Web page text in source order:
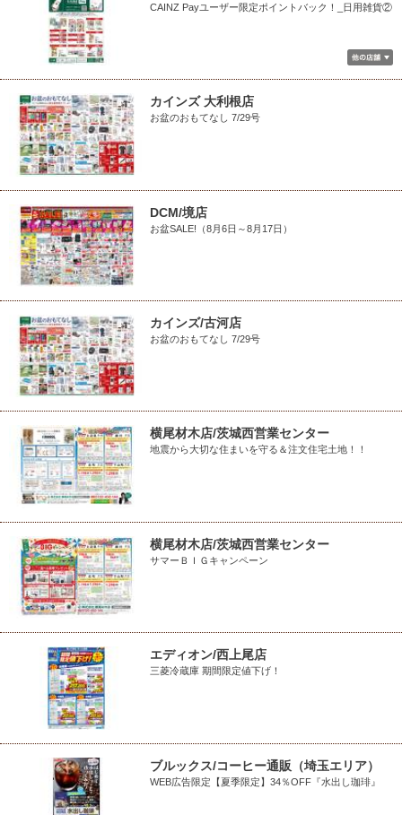
CAINZ Payユーザー限定ポイントバック！_日用雑貨②
カインズ 大利根店
お盆のおもてなし 7/29号
DCM/境店
お盆SALE!（8月6日～8月17日）
カインズ/古河店
お盆のおもてなし 7/29号
横尾材木店/茨城西営業センター
地震から大切な住まいを守る＆注文住宅土地！！
横尾材木店/茨城西営業センター
サマーＢＩＧキャンペーン
エディオン/西上尾店
三菱冷蔵庫 期間限定値下げ！
ブルックス/コーヒー通販（埼玉エリア）
WEB広告限定【夏季限定】34％OFF『水出し珈琲』